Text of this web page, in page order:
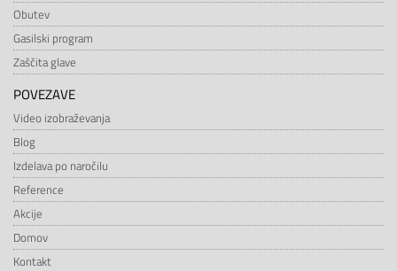
Obutev
Gasilski program
Zaščita glave
POVEZAVE
Video izobraževanja
Blog
Izdelava po naročilu
Reference
Akcije
Domov
Kontakt